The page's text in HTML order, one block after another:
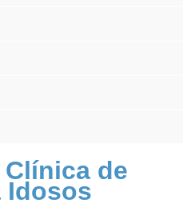
de
Idosos